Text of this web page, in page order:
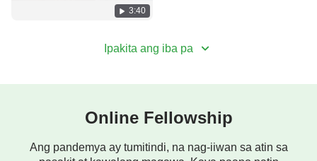
niyang nakita na sila ay masasamang demonyo at
na kinasusuklaman nila ang katotohanan. Ang
kalaban ng Diyos. Nakita niya mismo ang dakilang
bagay at ang Kanyang kamangha-manghang mga
gawa. Nadama niya ang pagkalinga at pag-ibig ng
3:40
Ipakita ang iba pa
Online Fellowship
Ang pandemya ay tumitindi, na nag-iiwan sa atin sa